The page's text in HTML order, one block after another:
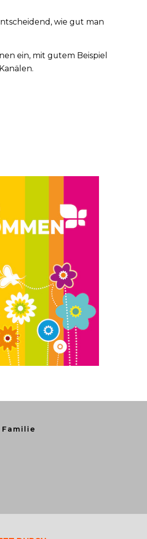
wie gut man
ein, mit gutem Beispiel